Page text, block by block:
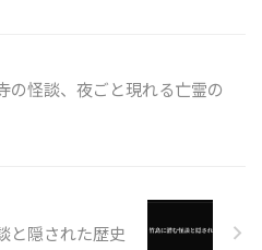
の怪談、夜ごと現れる亡霊の
と隠された歴史